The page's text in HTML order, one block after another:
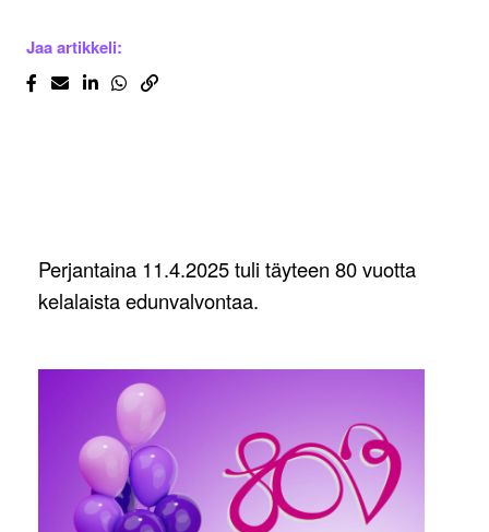
Jaa artikkeli:
Perjantaina 11.4.2025 tuli täyteen 80 vuotta
kelalaista edunvalvontaa.